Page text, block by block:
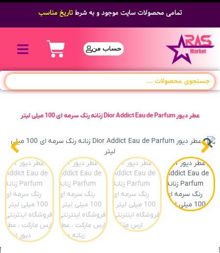
تمامی محصولات سایت موجود و به شرطتاریخ مناسب
حساب من
عطر دیور Dior Addict Eau de Parfum زنانه رنگ سرمه ای 100 میلی لیتر